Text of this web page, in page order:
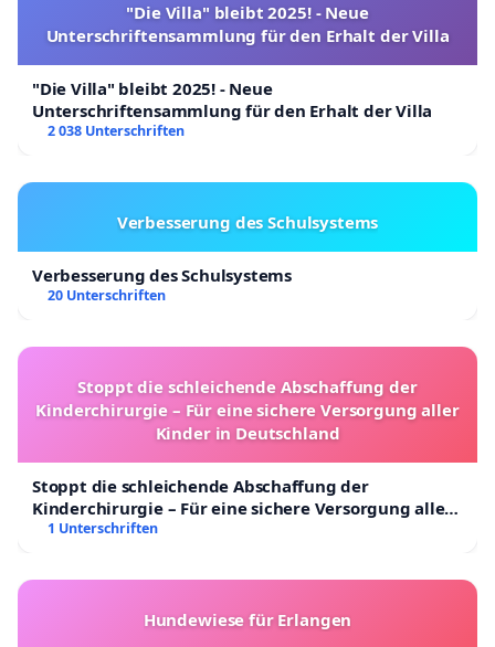
"Die Villa" bleibt 2025! - Neue
Unterschriftensammlung für den Erhalt der Villa
"Die Villa" bleibt 2025! - Neue
Unterschriftensammlung für den Erhalt der Villa
2 038 Unterschriften
Verbesserung des Schulsystems
Verbesserung des Schulsystems
20 Unterschriften
Stoppt die schleichende Abschaffung der
Kinderchirurgie – Für eine sichere Versorgung aller
Kinder in Deutschland
Stoppt die schleichende Abschaffung der
Kinderchirurgie – Für eine sichere Versorgung aller
Kinder in Deutschland
1 Unterschriften
Hundewiese für Erlangen